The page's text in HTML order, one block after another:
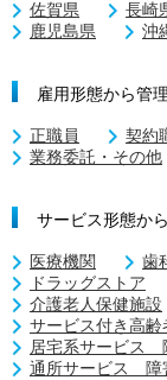
佐賀県
長崎
鹿児島県
沖
雇用形態から管
正職員 契約
業務委託・その他
サービス形態か
医療機関 歯
ドラッグストア
介護老人保健施設
サービス付き高齢
居宅系サービス
通所サービス 障